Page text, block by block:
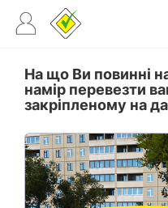
На що Ви повинні
намір перевезти
закріпленому на